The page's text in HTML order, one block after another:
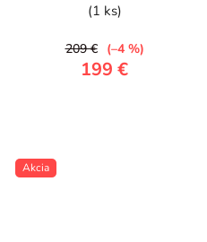
(1 ks)
199 €
209 € (–4 %)
Akcia